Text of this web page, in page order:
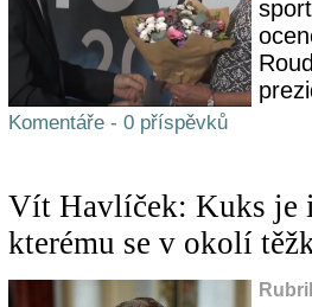
Komentáře - 0 příspěvků
Vít Havlíček: Kuks je
kterému se v okolí